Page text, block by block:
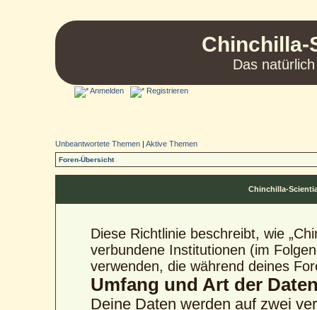
Chinchilla-
Das
Anmelden Registrieren
Unbeantwortete Themen |Aktive Themen
Foren-Übersicht
Chinchilla-
Diese Richtlinie beschreibt, wie
verbundene Institutionen (im
verwenden, die während deines
Umfang und Art der
Deine Daten werden auf zwei